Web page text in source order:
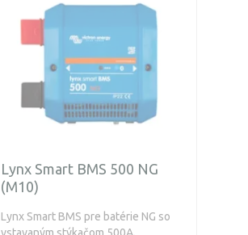
Lynx Smart BMS 500 NG
(M10)
Lynx Smart BMS pre batérie NG so